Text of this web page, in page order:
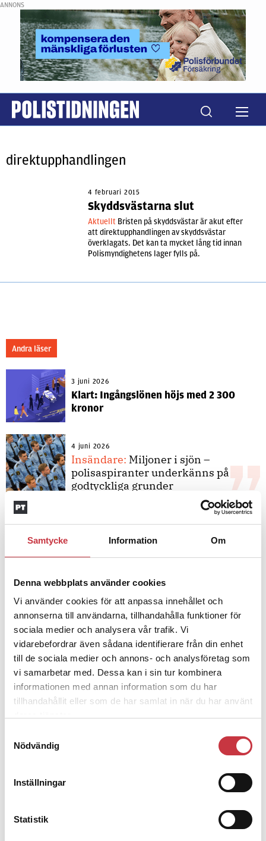
Samtycke Information Om
Denna webbplats använder cookies
Vi använder cookies för att anpassa innehållet och
annonserna till användarna, tillhandahålla funktioner för
sociala medier och analysera vår trafik. Vi
vidarebefordrar även sådana identifierare från din enhet
till de sociala medier och annons- och analysföretag som
vi samarbetar med. Dessa kan i sin tur kombinera
informationen med annan information som du har
tillhandahållit eller som de har samlat in när du har använt
Nödvändig
Inställningar
Statistik
ANNONS
direktupphandlingen
4 februari 2015
Skyddsvästarna slut
Aktuellt Bristen på skyddsvästar är akut efter
att direktupphandlingen av skyddsvästar
överklagats. Det kan ta mycket lång tid innan
Polismyndighetens lager fylls på.
Andra läser
3 juni 2026
Klart: Ingångslönen höjs med 2 300
kronor
4 juni 2026
Insändare: Miljoner i sjön –
polisaspiranter underkänns på
godtyckliga grunder
Jens Mårtensson:
Snart 20 år i tjänst
– nu ska han lära sig grunderna
4 juni 2026
Polisregionen erkänner fel: ”Kommer
att rättas till”
Debatt
Det är inte evidenskrav som